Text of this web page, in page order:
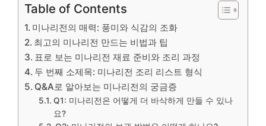
Table of Contents
미나리전의 매력: 풍미와 식감의 조화
최고의 미나리전 만드는 비법과 팁
표로 보는 미나리전 재료 준비와 조리 과정
두 번째 소제목: 미나리전 조리 리스트 형식
Q&A로 알아보는 미나리전의 궁금증
Q1: 미나리전은 어떻게 더 바삭하게 만들 수 있나
요?